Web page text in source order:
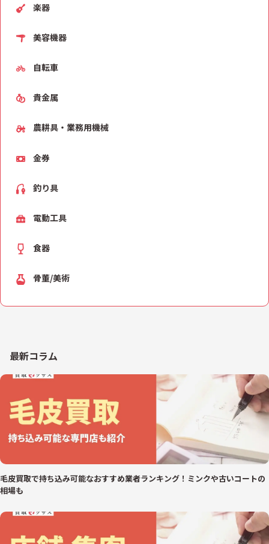
楽器
美容機器
自転車
貴金属
農耕具・業務用機械
金券
釣り具
電動工具
食器
骨董/美術
最新コラム
毛皮買取で持ち込み可能なおすすめ業者ランキング！ミンクや古いコートの
相場も